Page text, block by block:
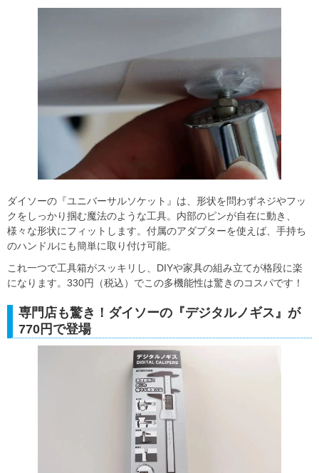
ダイソーの『ユニバーサルソケット』は、形状を問わずネジやフッ
クをしっかり掴む魔法のような工具。内部のピンが自在に動き、
様々な形状にフィットします。付属のアダプターを使えば、手持ち
のハンドルにも簡単に取り付け可能。
これ一つで工具箱がスッキリし、DIYや家具の組み立てが格段に楽
になります。330円（税込）でこの多機能性は驚きのコスパです！
専門店も驚き！ダイソーの『デジタルノギス』が
770円で登場